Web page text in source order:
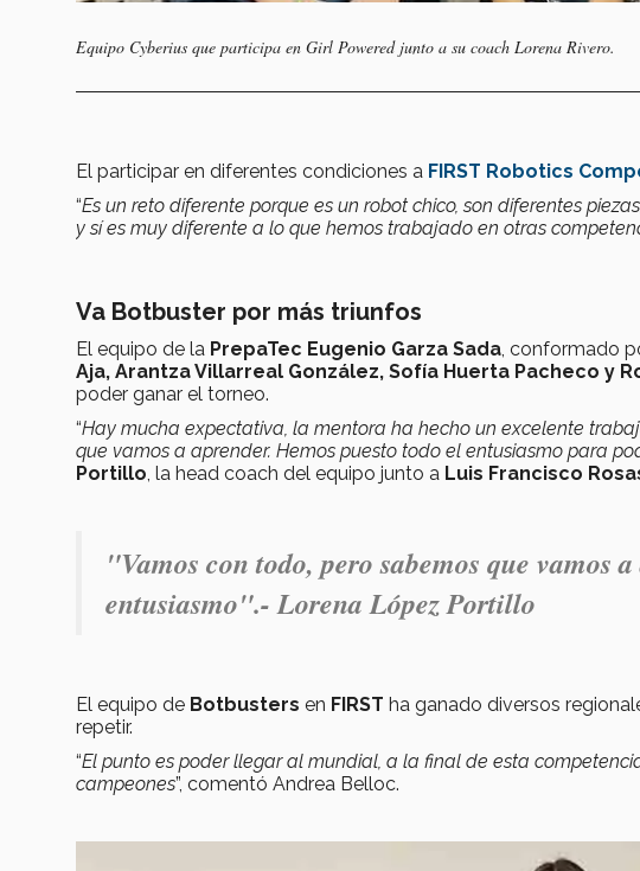
Equipo Cyberius que participa en Girl Powered junto a su coach Lorena Rivero.
El participar en diferentes condiciones a FIRST Robotics
“Es un reto diferente porque es un robot chico, son diferentes
y sí es muy diferente a lo que hemos trabajado en otras
Va Botbuster por más triunfos
El equipo de la PrepaTec Eugenio Garza Sada, conformado
Aja, Arantza Villarreal González, Sofía Huerta Pacheco y
poder ganar el torneo.
“Hay mucha expectativa, la mentora ha hecho un excelente
que vamos a aprender. Hemos puesto todo el entusiasmo para
Portillo, la head coach del equipo junto a Luis Francisco
"Vamos con todo, pero sabemos que vamos
entusiasmo".- Lorena López Portillo
El equipo de Botbusters en FIRST ha ganado diversos
repetir.
“El punto es poder llegar al mundial, a la final de esta
campeones”, comentó Andrea Belloc.